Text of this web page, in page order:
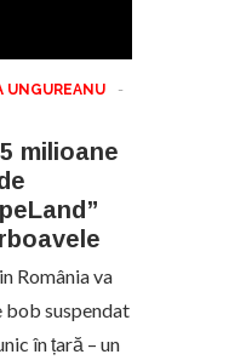
UNGUREANU
-
milioane
România va
bob suspendat
în țară – un